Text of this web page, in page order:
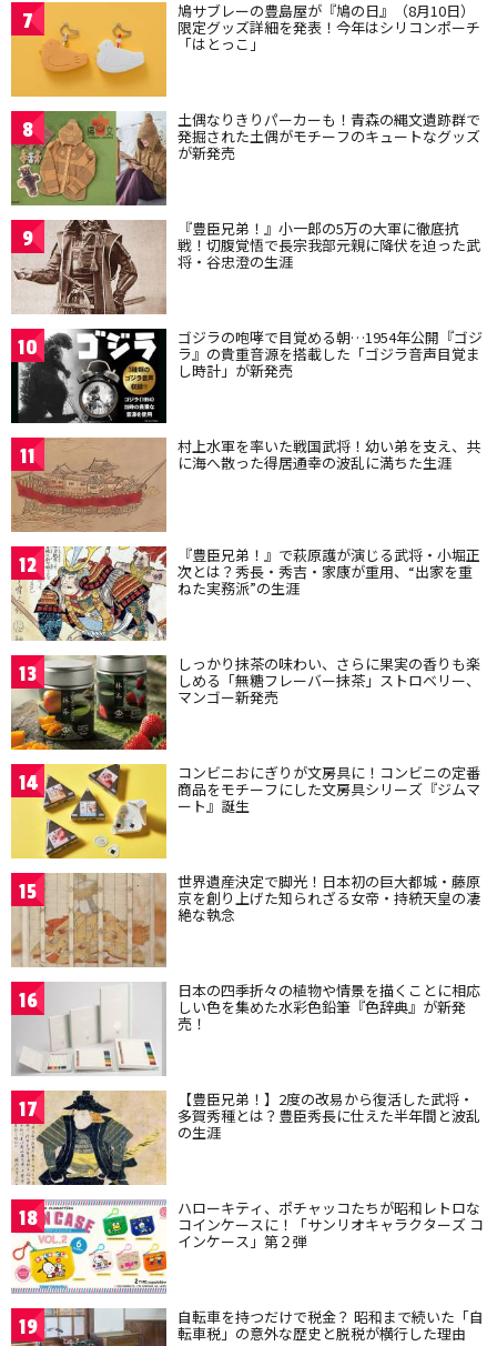
7 鳩サブレーの豊島屋が『鳩の日』（8月10日）
限定グッズ詳細を発表！今年はシリコンポーチ
「はとっこ」
8 土偶なりきりパーカーも！青森の縄文遺跡群で
発掘された土偶がモチーフのキュートなグッズ
が新発売
9 『豊臣兄弟！』小一郎の5万の大軍に徹底抗
戦！切腹覚悟で長宗我部元親に降伏を迫った武
将・谷忠澄の生涯
10 ゴジラの咆哮で目覚める朝…1954年公開『ゴジ
ラ』の貴重音源を搭載した「ゴジラ音声目覚ま
し時計」が新発売
11 村上水軍を率いた戦国武将！幼い弟を支え、共
に海へ散った得居通幸の波乱に満ちた生涯
12 『豊臣兄弟！』で萩原護が演じる武将・小堀正
次とは？秀長・秀吉・家康が重用、“出家を重
ねた実務派”の生涯
13 しっかり抹茶の味わい、さらに果実の香りも楽
しめる「無糖フレーバー抹茶」ストロベリー、
マンゴー新発売
14 コンビニおにぎりが文房具に！コンビニの定番
商品をモチーフにした文房具シリーズ『ジムマ
ート』誕生
15 世界遺産決定で脚光！日本初の巨大都城・藤原
京を創り上げた知られざる女帝・持統天皇の凄
絶な執念
16 日本の四季折々の植物や情景を描くことに相応
しい色を集めた水彩色鉛筆『色辞典』が新発
売！
17 【豊臣兄弟！】2度の改易から復活した武将・
多賀秀種とは？豊臣秀長に仕えた半年間と波乱
の生涯
18 ハローキティ、ポチャッコたちが昭和レトロな
コインケースに！「サンリオキャラクターズ コ
インケース」第２弾
19 自転車を持つだけで税金？ 昭和まで続いた「自
転車税」の意外な歴史と脱税が横行した理由